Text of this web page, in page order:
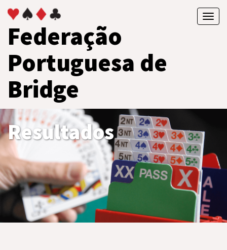
Federação
Portuguesa de
Bridge
Resultados